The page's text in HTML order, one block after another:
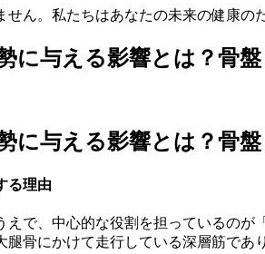
せん。私たちはあなたの未来の健康の
に与える影響とは？骨
に与える影響とは？骨
る理由
で、中心的な役割を担っているのが
腿骨にかけて走行している深層筋であ